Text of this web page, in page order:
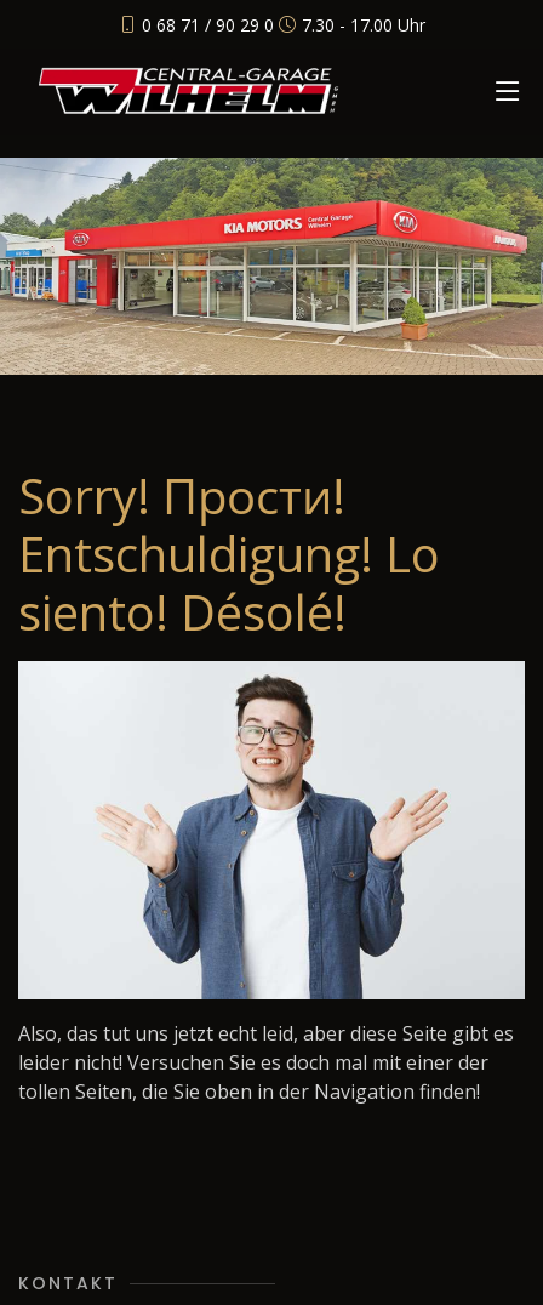
0 68 71 / 90 29 0 7.30 - 17.00 Uhr
Sorry! Прости!
Entschuldigung! Lo
siento! Désolé!
Also, das tut uns jetzt echt leid, aber diese Seite gibt es
leider nicht! Versuchen Sie es doch mal mit einer der
tollen Seiten, die Sie oben in der Navigation finden!
KONTAKT